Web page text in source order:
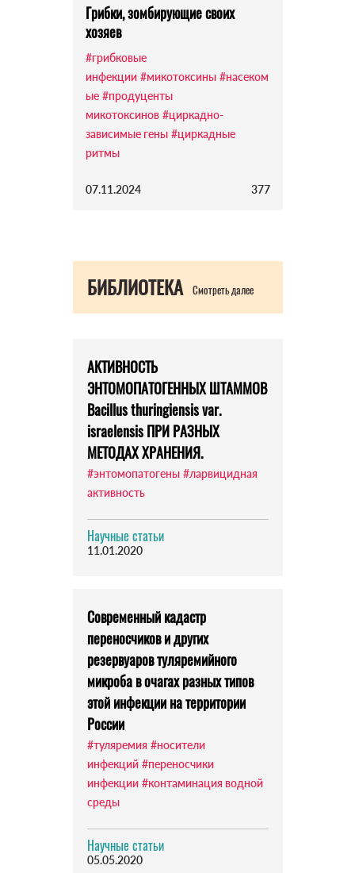
Грибки, зомбирующие своих
хозяев
#грибковые
инфекции #микотоксины #насеком
ые #продуценты
микотоксинов #циркадно-
зависимые гены #циркадные
ритмы
07.11.2024 377
БИБЛИОТЕКА Смотреть далее
АКТИВНОСТЬ
ЭНТОМОПАТОГЕННЫХ ШТАММОВ
Bacillus thuringiensis var.
israelensis ПРИ РАЗНЫХ
МЕТОДАХ ХРАНЕНИЯ.
#энтомопатогены #ларвицидная
активность
Научные статьи
11.01.2020
Современный кадастр
переносчиков и других
резервуаров туляремийного
микроба в очагах разных типов
этой инфекции на территории
России
#туляремия #носители
инфекций #переносчики
инфекции #контаминация водной
среды
Научные статьи
05.05.2020